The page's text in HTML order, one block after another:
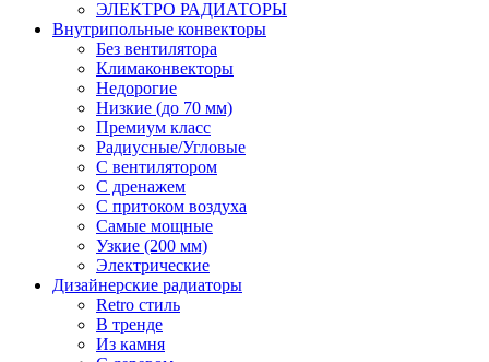
ЭЛЕКТРО РАДИАТОРЫ
Внутрипольные конвекторы
Без вентилятора
Климаконвекторы
Недорогие
Низкие (до 70 мм)
Премиум класс
Радиусные/Угловые
С вентилятором
С дренажем
С притоком воздуха
Самые мощные
Узкие (200 мм)
Электрические
Дизайнерские радиаторы
Retro стиль
В тренде
Из камня